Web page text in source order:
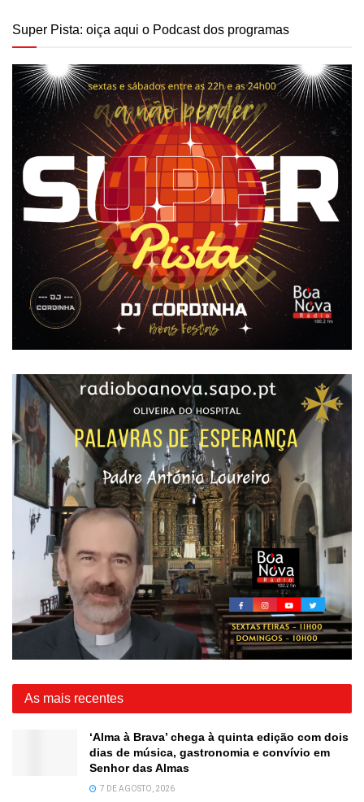
Super Pista: oiça aqui o Podcast dos programas
As mais recentes
‘Alma à Brava’ chega à quinta edição com dois
dias de música, gastronomia e convívio em
Senhor das Almas
7 DE AGOSTO, 2026